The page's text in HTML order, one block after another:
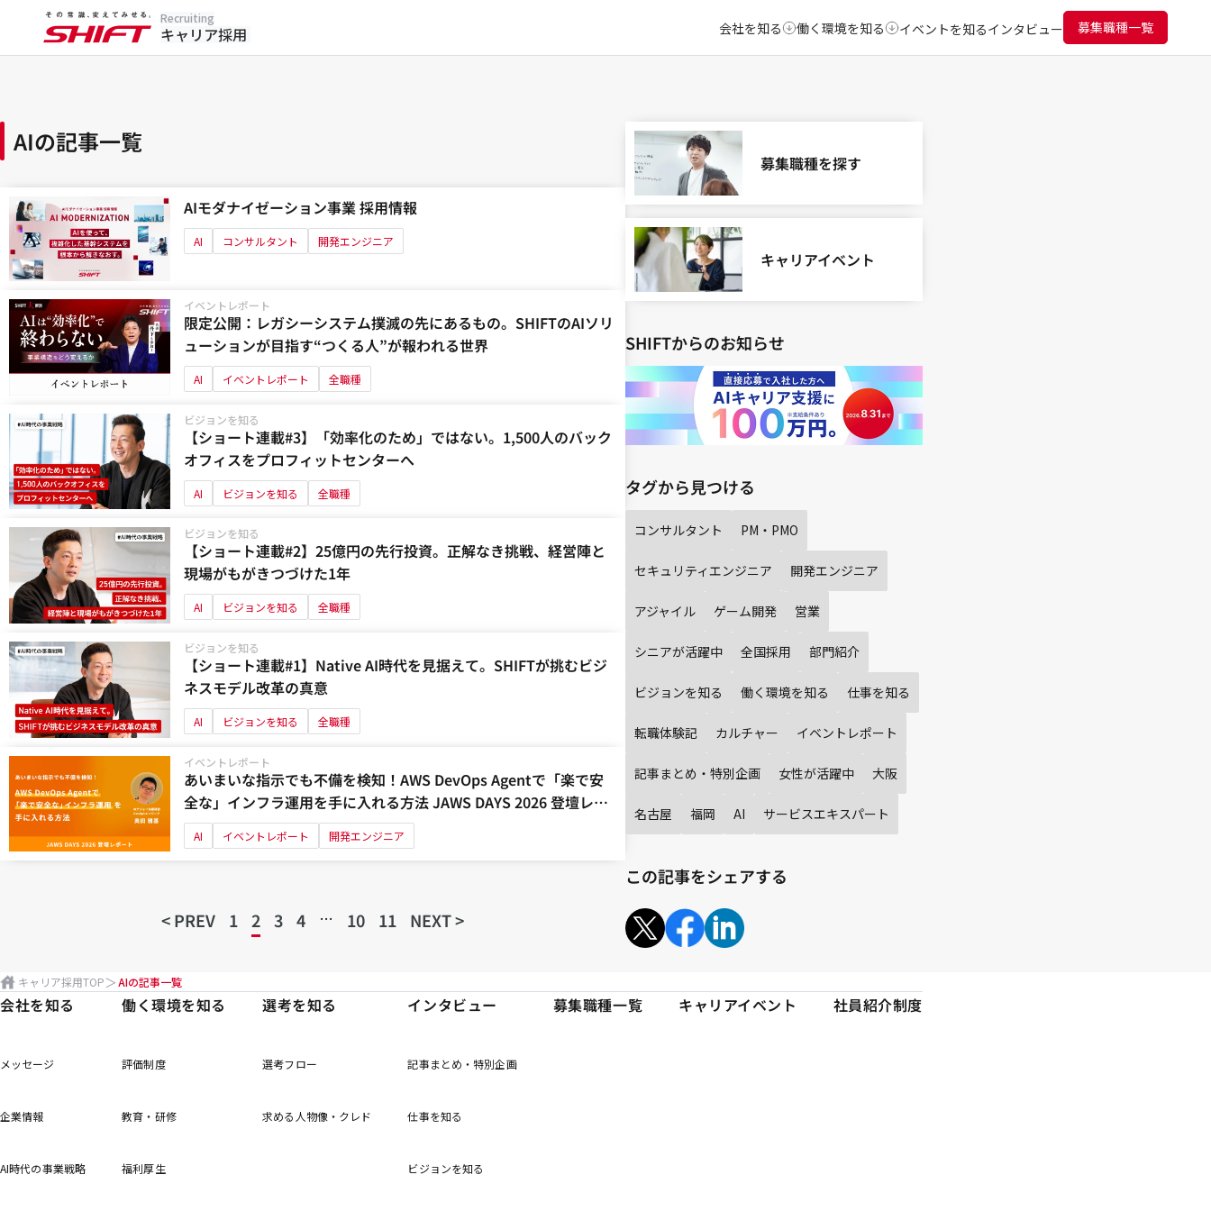
Recruiting
キャリア採用 会社を知る 働く環境を知る イベントを知るインタビュー 募集職種一覧
AIの記事一覧
AIモダナイゼーション事業 採用情報
AI コンサルタント 開発エンジニア
イベントレポート
限定公開：レガシーシステム撲滅の先にあるもの。SHIFTのAIソリ
ューションが目指す“つくる人”が報われる世界
AI イベントレポート 全職種
ビジョンを知る
【ショート連載#3】「効率化のため」ではない。1,500人のバック
オフィスをプロフィットセンターへ
AI ビジョンを知る 全職種
ビジョンを知る
【ショート連載#2】25億円の先行投資。正解なき挑戦、経営陣と
現場がもがきつづけた1年
AI ビジョンを知る 全職種
ビジョンを知る
【ショート連載#1】Native AI時代を見据えて。SHIFTが挑むビジ
ネスモデル改革の真意
AI ビジョンを知る 全職種
イベントレポート
あいまいな指示でも不備を検知！AWS DevOps Agentで「楽で安
全な」インフラ運用を手に入れる方法 JAWS DAYS 2026 登壇レポ
ート
AI イベントレポート 開発エンジニア
< PREV 1 2 3 4 … 10 11 NEXT >
募集職種を探す
キャリアイベント
SHIFTからのお知らせ
タグから見つける
コンサルタント PM・PMO
セキュリティエンジニア 開発エンジニア
アジャイル ゲーム開発 営業
シニアが活躍中 全国採用 部門紹介
ビジョンを知る 働く環境を知る 仕事を知る
転職体験記 カルチャー イベントレポート
記事まとめ・特別企画 女性が活躍中 大阪
名古屋 福岡 AI サービスエキスパート
この記事をシェアする
キャリア採用TOP AIの記事一覧
会社を知る
メッセージ
企業情報
AI時代の事業戦略
働く環境を知る
評価制度
教育・研修
福利厚生
選考を知る
選考フロー
求める人物像・クレド
インタビュー
記事まとめ・特別企画
仕事を知る
ビジョンを知る
募集職種一覧 キャリアイベント 社員紹介制度